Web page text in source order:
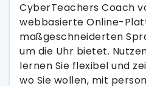
CyberTeachers Coach
webbasierte Online-
maßgeschneiderten
um die Uhr bietet.
lernen Sie flexibel und
wo Sie wollen, mit